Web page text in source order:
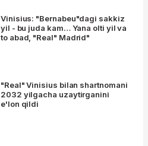
Vinisius: "Bernabeu"dagi sakkiz
yil - bu juda kam… Yana olti yil va
to abad, "Real" Madrid"
"Real" Vinisius bilan shartnomani
2032 yilgacha uzaytirganini
e'lon qildi